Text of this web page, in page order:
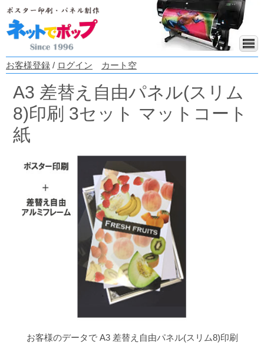
お客様登録 / ログイン カート空
A3 差替え自由パネル(スリム
8)印刷 3セット マットコート
紙
お客様のデータで A3 差替え自由パネル(スリム8)印刷